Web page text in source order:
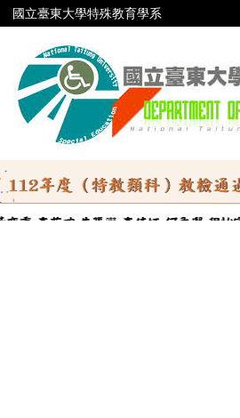
跳
到
內
容
國立臺東大學特殊教育學系